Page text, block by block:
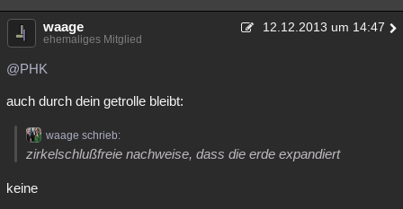
waage 12.12.2013 um 14:47
ehemaliges Mitglied
@PHK
auch durch dein getrolle bleibt:
waage schrieb:
zirkelschlußfreie nachweise, dass die erde expandiert
keine